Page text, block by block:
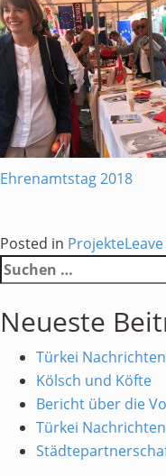
Ehrenamtstag 2018
Posted in Projekte
Suchen
nach:
Neueste
Türkei
Kölsch und Köfte
Bericht über die
Türkei